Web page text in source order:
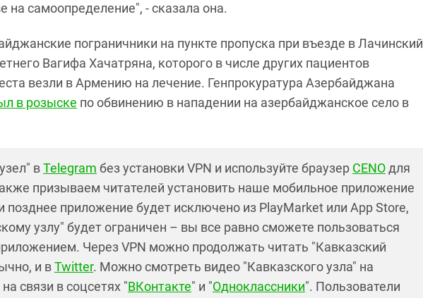
на самоопределение", - сказала она.
пограничники на пункте пропуска при въезде в Лачинский
Вагифа Хачатряна, которого в числе других пациентов
везли в Армению на лечение. Генпрокуратура Азербайджана
в розыске по обвинению в нападении на азербайджанское село в
вTelegram без установки VPN и используйте браузер CENOдля
призываем читателей установить наше мобильное приложение
позднее приложение будет исключено из PlayMarket или App Store,
узлу" будет ограничен – вы все равно сможете пользоваться
Через VPN можно продолжать читать "Кавказский
и вTwitter. Можно смотреть видео "Кавказского узла" на
связи в соцсетях "ВКонтакте" и "Одноклассники". Пользователи